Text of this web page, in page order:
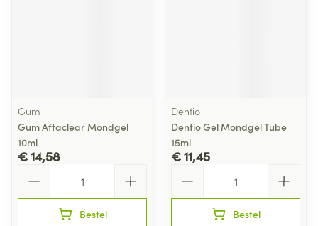
Gum
Gum Aftaclear Mondgel
10ml
€ 14,58
Bestel
Dentio
Dentio Gel Mondgel Tube
15ml
€ 11,45
Bestel